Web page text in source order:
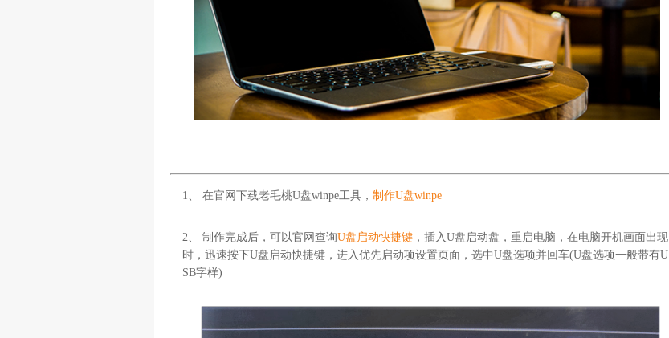
1、 在官网下载老毛桃U盘winpe工具， 制作U盘winpe
2、 制作完成后，可以官网查询U盘启动快捷键 ，插入U盘启动盘，重启电脑，在电脑开机画面出现
时，迅速按下U盘启动快捷键，进入优先启动项设置页面，选中U盘选项并回车(U盘选项一般带有U
SB字样)